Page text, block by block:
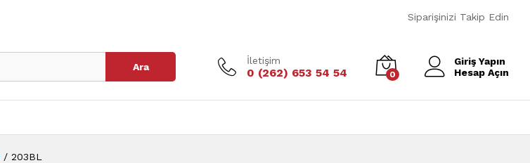
Siparişinizi Takip Edin
Ara
İletişim
0 (262) 653 54 54 0
Giriş Yapın
Hesap Açın
/ 203BL
Sepete Ekle